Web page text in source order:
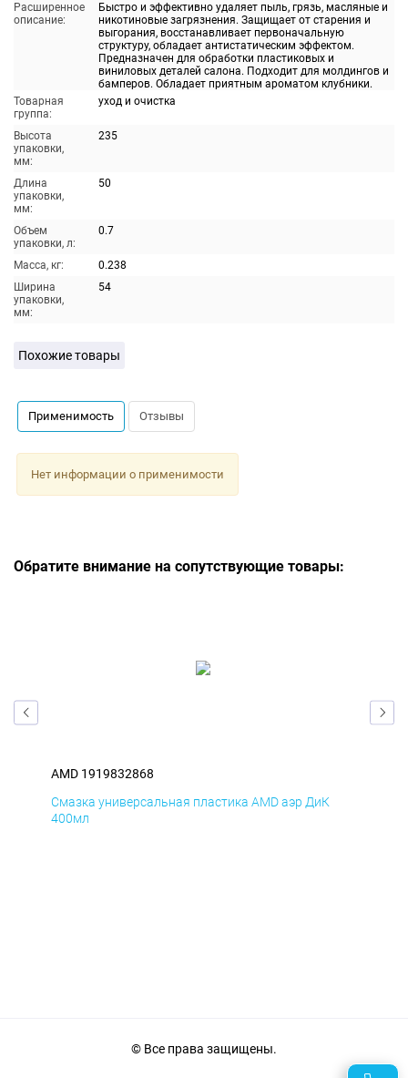
Расширенное
описание:
Быстро и эффективно удаляет пыль, грязь, масляные и
никотиновые загрязнения. Защищает от старения и
выгорания, восстанавливает первоначальную
структуру, обладает антистатическим эффектом.
Предназначен для обработки пластиковых и
виниловых деталей салона. Подходит для молдингов и
бамперов. Обладает приятным ароматом клубники.
Товарная
группа:
уход и очистка
Высота
упаковки,
мм:
235
Длина
упаковки,
мм:
50
Объем
упаковки, л:
0.7
Масса, кг:
0.238
Ширина
упаковки,
мм:
54
Похожие товары
Применимость Отзывы
Нет информации о применимости
Обратите внимание на сопутствующие товары:
AMD 1919832868
Смазка универсальная пластика AMD аэр ДиК
400мл
© Все права защищены.